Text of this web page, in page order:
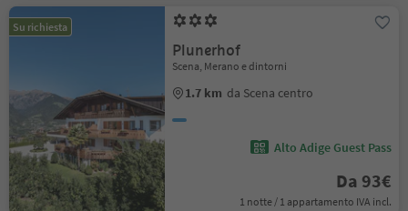
Su richiesta
Plunerhof
Scena, Merano e dintorni
1.7 km da Scena centro
Alto Adige Guest Pass
Da 93€
1 notte / 1 appartamento IVA incl.